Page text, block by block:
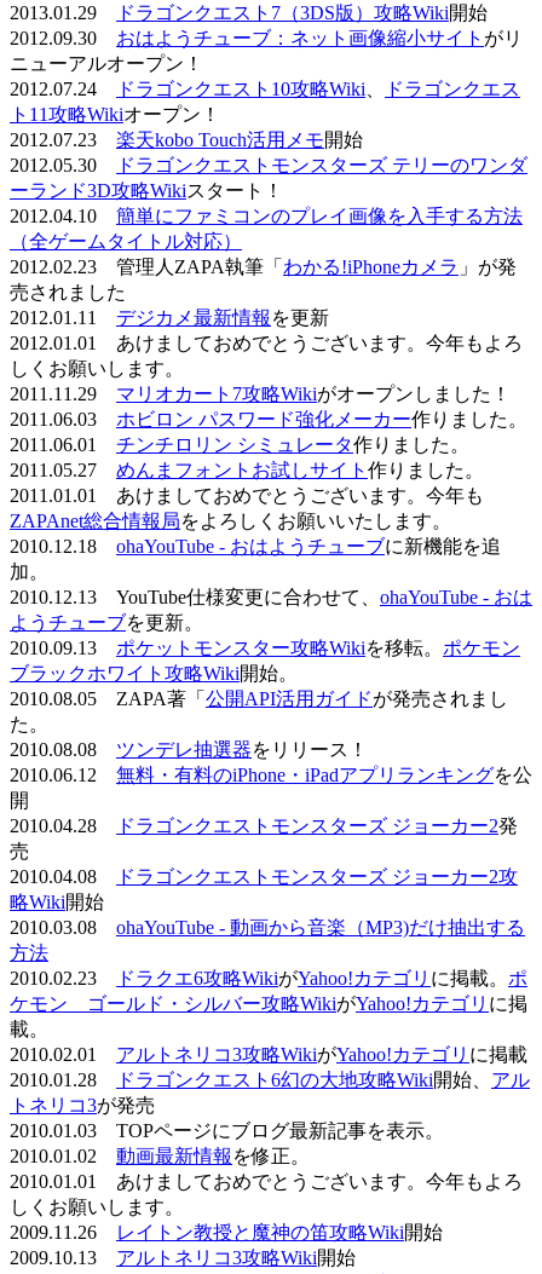
2013.01.29
ドラゴンクエスト7（3DS版）攻略Wiki開始
2012.09.30 おはようチューブ：ネット画像縮小サイト がリ
ニューアルオープン！
2012.07.24
ドラゴンクエスト10攻略Wiki
ドラゴンクエス
ト11攻略Wikiオープン！
2012.07.23 楽天kobo Touch活用メモ開始
2012.05.30
ドラゴンクエストモンスターズ テリーのワンダ
ーランド3D攻略Wikiスタート！
2012.04.10 簡単にファミコンのプレイ画像を入手する方法
（全ゲームタイトル対応）
2012.02.23 管理人ZAPA執筆「 わかる!iPhoneカメラ 」が発
売されました
2012.01.11 デジカメ最新情報 を更新
2012.01.01 あけましておめでとうございます。今年もよろ
しくお願いします。
2011.11.29 マリオカート7攻略Wikiがオープンしました！
2011.06.03 ホビロン パスワード強化メーカー作りました。
2011.06.01 チンチロリン シミュレータ作りました。
2011.05.27 めんまフォントお試しサイト 作りました。
2011.01.01 あけましておめでとうございます。今年も
ZAPAnet総合情報局をよろしくお願いいたします。
2010.12.18 ohaYouTube - おはようチューブに新機能を追
加。
2010.12.13 YouTube仕様変更に合わせて、 ohaYouTube - おは
ようチューブを更新。
2010.09.13 ポケットモンスター攻略Wikiを移転。 ポケモン
ブラックホワイト攻略Wiki開始。
2010.08.05 ZAPA著「 公開API活用ガイドが発売されまし
た。
2010.08.08 ツンデレ抽選器をリリース！
2010.06.12 無料・有料のiPhone・iPadアプリランキングを公
開
2010.04.28
ドラゴンクエストモンスターズ ジョーカー2発
売
2010.04.08
ドラゴンクエストモンスターズ ジョーカー2攻
略Wiki開始
2010.03.08 ohaYouTube - 動画から音楽（MP3)だけ抽出する
方法
2010.02.23
ドラクエ6攻略WikiがYahoo!カテゴリ に掲載。 ポ
ケモン ゴールド・シルバー攻略WikiがYahoo!カテゴリ に掲
載。
2010.02.01 アルトネリコ3攻略WikiがYahoo!カテゴリ に掲載
2010.01.28
ドラゴンクエスト6幻の大地攻略Wiki開始、 アル
トネリコ3が発売
2010.01.03 TOPページにブログ最新記事を表示。
2010.01.02 動画最新情報 を修正。
2010.01.01 あけましておめでとうございます。今年もよろ
しくお願いします。
2009.11.26
レイトン教授と魔神の笛攻略Wiki開始
2009.10.13 アルトネリコ3攻略Wiki開始